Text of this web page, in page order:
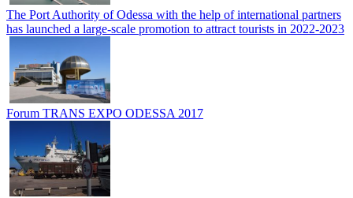
The Port Authority of Odessa with the help of international partners
has launched a large-scale promotion to attract tourists in 2022-2023
Forum TRANS EXPO ODESSA 2017